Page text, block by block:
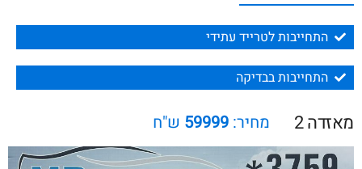
התחייבות לטרייד עתידי
התחייבות בבדיקה
מאזדה 2 מחיר:59999 ש"ח